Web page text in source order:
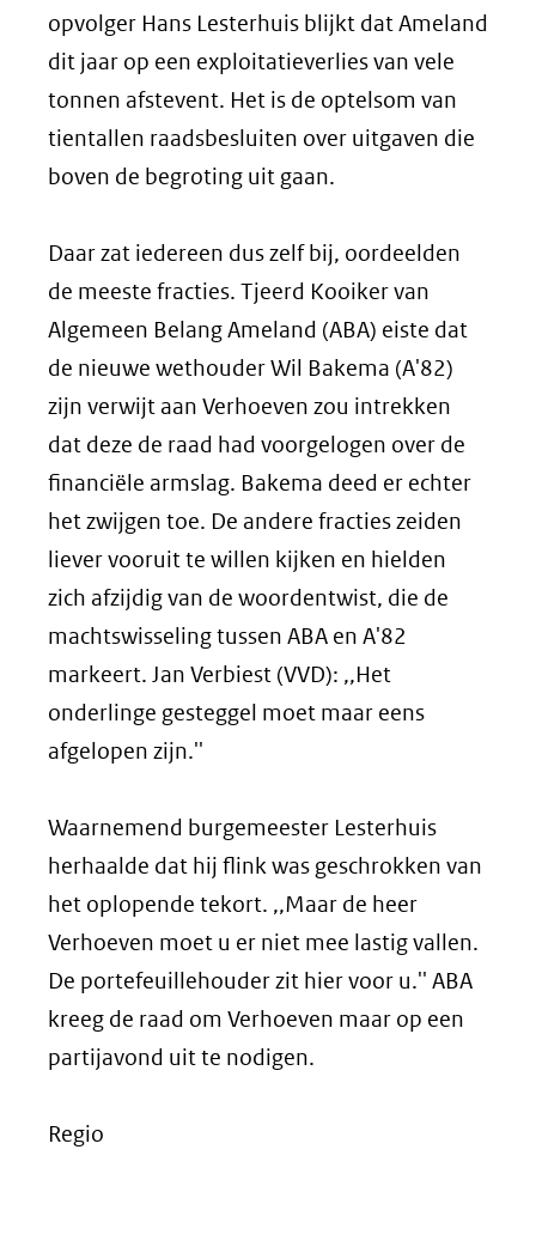
opvolger Hans Lesterhuis blijkt dat Ameland
dit jaar op een exploitatieverlies van vele
tonnen afstevent. Het is de optelsom van
tientallen raadsbesluiten over uitgaven die
boven de begroting uit gaan.
Daar zat iedereen dus zelf bij, oordeelden
de meeste fracties. Tjeerd Kooiker van
Algemeen Belang Ameland (ABA) eiste dat
de nieuwe wethouder Wil Bakema (A'82)
zijn verwijt aan Verhoeven zou intrekken
dat deze de raad had voorgelogen over de
financiële armslag. Bakema deed er echter
het zwijgen toe. De andere fracties zeiden
liever vooruit te willen kijken en hielden
zich afzijdig van de woordentwist, die de
machtswisseling tussen ABA en A'82
markeert. Jan Verbiest (VVD): ,,Het
onderlinge gesteggel moet maar eens
afgelopen zijn.''
Waarnemend burgemeester Lesterhuis
herhaalde dat hij flink was geschrokken van
het oplopende tekort. ,,Maar de heer
Verhoeven moet u er niet mee lastig vallen.
De portefeuillehouder zit hier voor u.'' ABA
kreeg de raad om Verhoeven maar op een
partijavond uit te nodigen.
Regio